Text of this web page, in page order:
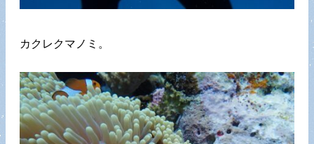
カクレクマノミ。